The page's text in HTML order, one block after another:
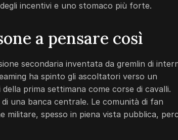
incentivi e uno stomaco più forte.
a pensare così
secondaria inventata da gremlin di
ha spinto gli ascoltatori verso un
prima settimana come corse di cavalli.
una banca centrale. Le comunità di fan
militare, spesso in piena vista pubblica,